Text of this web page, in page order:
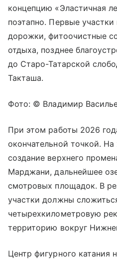
концепцию «Эластичная
поэтапно. Первые
дорожки, фитоочистные
отдыха, позднее
до Старо-Татарской
Такташа.
Фото: © Владимир
При этом работы 2026
окончательной точкой.
создание верхнего
Марджани, дальнейшее
смотровых площадок. В
участки должны
четырехкилометровую
территорию вокруг
Центр фигурного катания